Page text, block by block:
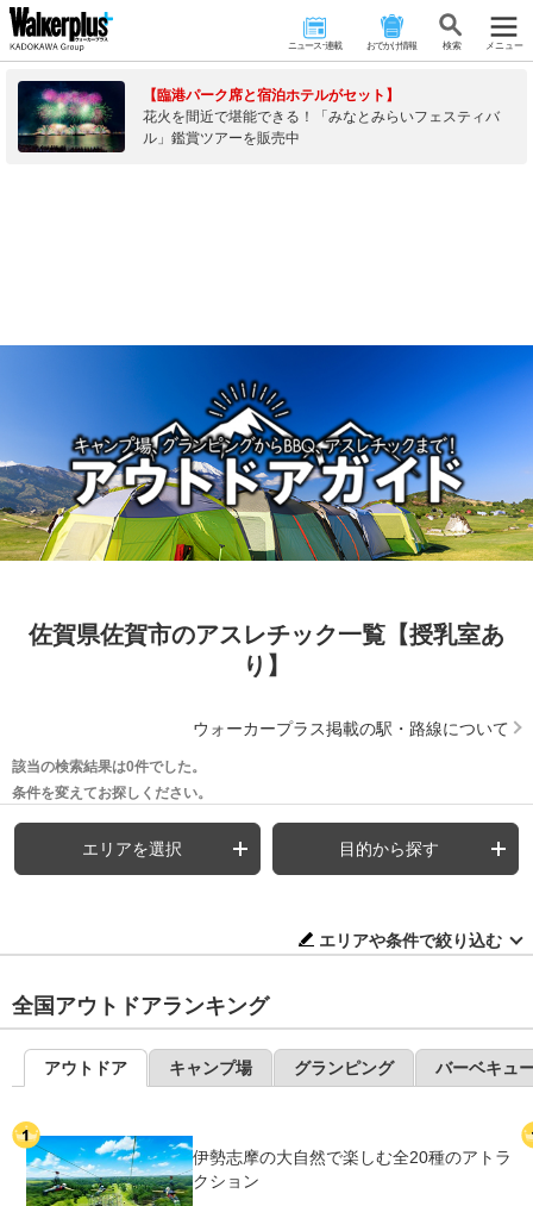
ニュース･連載 おでかけ情報 検 索 メニュー
【臨港パーク席と宿泊ホテルがセット】
花火を間近で堪能できる！「みなとみらいフェスティバ
ル」鑑賞ツアーを販売中
佐賀県佐賀市のアスレチック一覧【授乳室あ
り】
ウォーカープラス掲載の駅・路線について
該当の検索結果は0件でした。
条件を変えてお探しください。
エリアを選択 目的から探す
エリアや条件で絞り込む
全国アウトドアランキング
アウトドア キャンプ場 グランピング バーベキュ
伊勢志摩の大自然で楽しむ全20種のアトラ
クション